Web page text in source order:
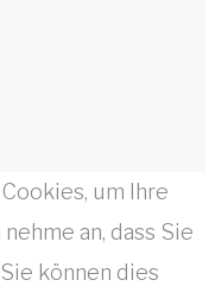
um Ihre
an, dass Sie
können dies